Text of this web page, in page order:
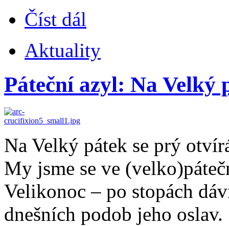
Číst dál
Aktuality
Páteční azyl: Na Velký
Na Velký pátek se prý
My jsme se ve
Velikonoc – po stopách
dnešních podob jeho oslav.